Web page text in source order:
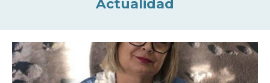
Actualidad